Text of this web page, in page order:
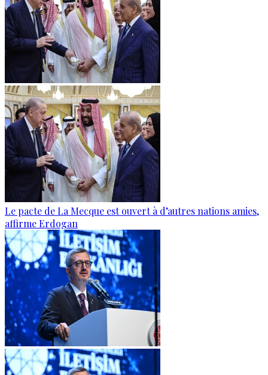
Le pacte de La Mecque est ouvert à d’autres nations amies,
affirme Erdogan